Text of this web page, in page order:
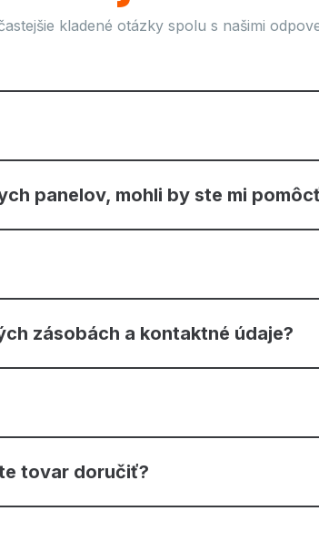
kladené otázky spolu s našimi
panelov, mohli by ste mi
zásobách a kontaktné údaje?
tovar doručiť?